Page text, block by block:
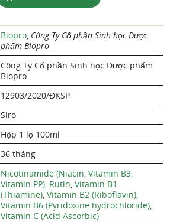
Biopro, Công Ty Cổ phần Sinh học Dược
phẩm Biopro
Công Ty Cổ phần Sinh học Dược phẩm
Biopro
12903/2020/ĐKSP
Siro
Hộp 1 lọ 100ml
36 tháng
Nicotinamide (Niacin, Vitamin B3,
Vitamin PP), Rutin, Vitamin B1
(Thiamine), Vitamin B2 (Riboflavin),
Vitamin B6 (Pyridoxine hydrochloride),
Vitamin C (Acid Ascorbic)